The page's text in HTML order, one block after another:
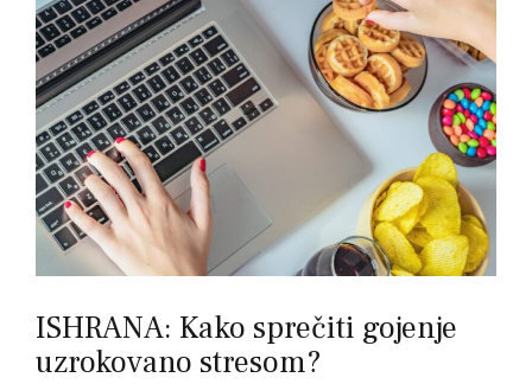
ISHRANA: Kako sprečiti gojenje
uzrokovano stresom?